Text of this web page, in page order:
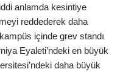
anlamda kesintiye
reddederek daha
içinde grev standı
Eyaleti’ndeki en büyük
daha büyük